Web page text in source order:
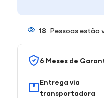
18 Pessoas estão
6 Meses de
Entrega via
transportadora